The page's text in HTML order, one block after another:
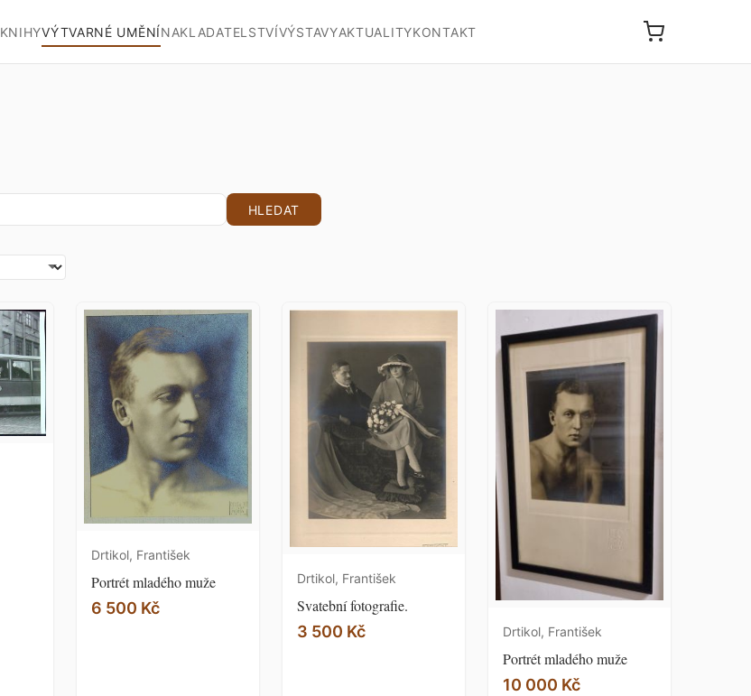
KNIHYVÝTVARNÉ UMĚNÍNAKLADATELSTVÍVÝSTAVYAKTUALITYKONTAKT
HLEDAT
Drtikol, František
Portrét mladého muže
6 500 Kč
Drtikol, František
Svatební fotografie.
3 500 Kč
Drtikol, František
Portrét mladého muže
10 000 Kč